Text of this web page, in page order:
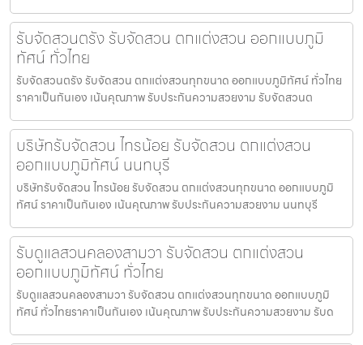
รับจัดสวนตรัง รับจัดสวน ตกแต่งสวน ออกแบบภูมิ
ทัศน์ ทั่วไทย
รับจัดสวนตรัง รับจัดสวน ตกแต่งสวนทุกขนาด ออกแบบภูมิทัศน์ ทั่วไทย
ราคาเป็นกันเอง เน้นคุณภาพ รับประกันความสวยงาม รับจัดสวนต
บริษัทรับจัดสวน ไทรน้อย รับจัดสวน ตกแต่งสวน
ออกแบบภูมิทัศน์ นนทบุรี
บริษัทรับจัดสวน ไทรน้อย รับจัดสวน ตกแต่งสวนทุกขนาด ออกแบบภูมิ
ทัศน์ ราคาเป็นกันเอง เน้นคุณภาพ รับประกันความสวยงาม นนทบุรี
รับดูแลสวนคลองสามวา รับจัดสวน ตกแต่งสวน
ออกแบบภูมิทัศน์ ทั่วไทย
รับดูแลสวนคลองสามวา รับจัดสวน ตกแต่งสวนทุกขนาด ออกแบบภูมิ
ทัศน์ ทั่วไทยราคาเป็นกันเอง เน้นคุณภาพ รับประกันความสวยงาม รับด